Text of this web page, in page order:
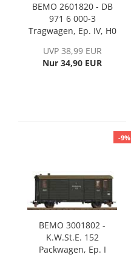
BEMO 2601820 - DB
971 6 000-3
Tragwagen, Ep. IV, H0
UVP 38,99 EUR
Nur 34,90 EUR
-9%
BEMO 3001802 -
K.W.St.E. 152
Packwagen, Ep. I